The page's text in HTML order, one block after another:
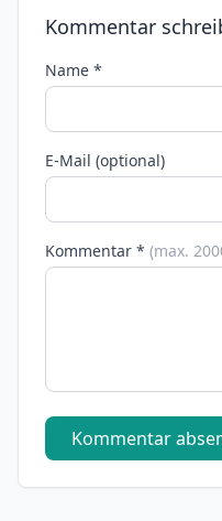
Kommentar
Name *
E-Mail (optional)
Kommentar * (max.
Kommentar